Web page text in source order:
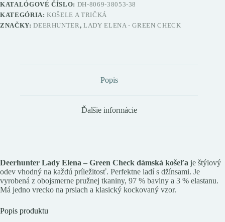
KATALÓGOVÉ ČÍSLO: DH-8069-38053-38
KATEGÓRIA:KOŠELE A TRIČKÁ
ZNAČKY:DEERHUNTER,LADY ELENA - GREEN CHECK
Popis
Ďalšie informácie
Deerhunter Lady Elena – Green Check dámská košeľa je štýlový
odev vhodný na každú príležitosť. Perfektne ladí s džínsami. Je
vyrobená z obojsmerne pružnej tkaniny, 97 % bavlny a 3 % elastanu.
Má jedno vrecko na prsiach a klasický kockovaný vzor.
Popis produktu